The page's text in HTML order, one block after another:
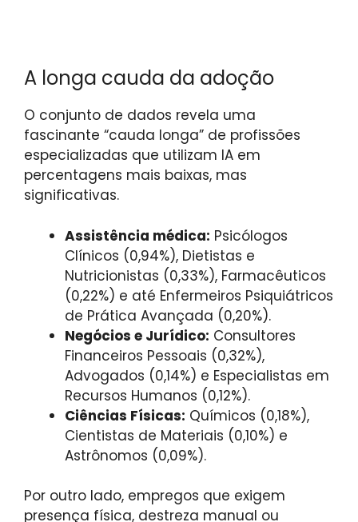
A longa cauda da adoção
O conjunto de dados revela uma
fascinante “cauda longa” de profissões
especializadas que utilizam IA em
percentagens mais baixas, mas
significativas.
Assistência médica: Psicólogos
Clínicos (0,94%), Dietistas e
Nutricionistas (0,33%), Farmacêuticos
(0,22%) e até Enfermeiros Psiquiátricos
de Prática Avançada (0,20%).
Negócios e Jurídico: Consultores
Financeiros Pessoais (0,32%),
Advogados (0,14%) e Especialistas em
Recursos Humanos (0,12%).
Ciências Físicas: Químicos (0,18%),
Cientistas de Materiais (0,10%) e
Astrônomos (0,09%).
Por outro lado, empregos que exigem
presença física, destreza manual ou